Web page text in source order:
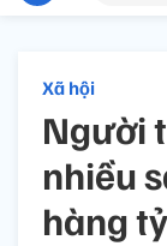
Xã hội
Người
nhiều
hàng